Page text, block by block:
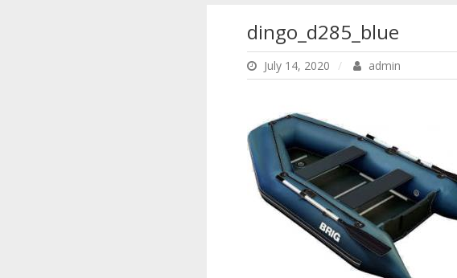
dingo_d285_blue
July 14, 2020 admin